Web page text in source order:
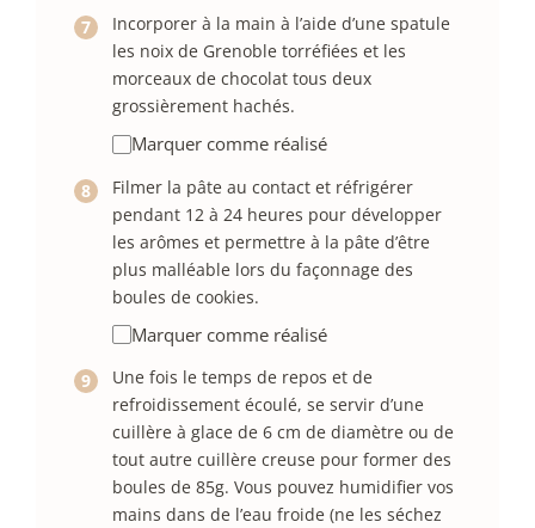
Incorporer à la main à l’aide d’une spatule
les noix de Grenoble torréfiées et les
morceaux de chocolat tous deux
grossièrement hachés.
Marquer comme réalisé
Filmer la pâte au contact et réfrigérer
pendant 12 à 24 heures pour développer
les arômes et permettre à la pâte d’être
plus malléable lors du façonnage des
boules de cookies.
Marquer comme réalisé
Une fois le temps de repos et de
refroidissement écoulé, se servir d’une
cuillère à glace de 6 cm de diamètre ou de
tout autre cuillère creuse pour former des
boules de 85g. Vous pouvez humidifier vos
mains dans de l’eau froide (ne les séchez